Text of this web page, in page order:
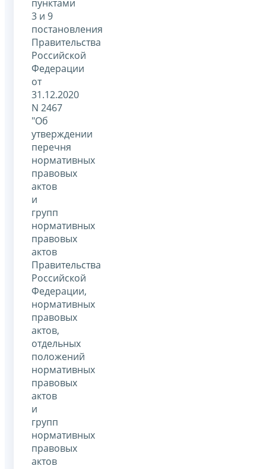
пунктами
3 и 9
постановления
Правительства
Российской
Федерации
от
31.12.2020
N 2467
"Об
утверждении
перечня
нормативных
правовых
актов
и
групп
нормативных
правовых
актов
Правительства
Российской
Федерации,
нормативных
правовых
актов,
отдельных
положений
нормативных
правовых
актов
и
групп
нормативных
правовых
актов